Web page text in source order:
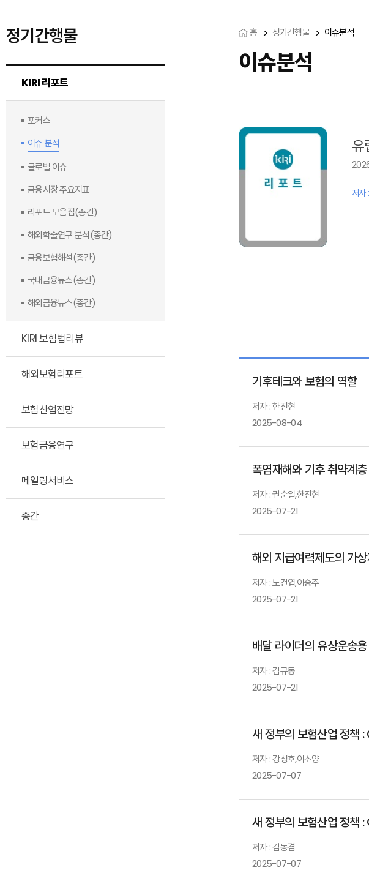
정기간행물
KIRI 리포트
포커스
이슈 분석
글로벌 이슈
금융시장 주요지표
리포트 모음집(종간)
해외학술연구 분석(종간)
금융보험해설(종간)
국내금융뉴스(종간)
해외금융뉴스(종간)
KIRI 보험법리뷰
해외보험리포트
보험산업전망
보험금융연구
메일링서비스
종간
홈 정기간행물 이슈분석
이슈분석
유
저자
기후테크와 보험의 역할
저자 : 한진현
2025-08-04
폭염재해와 기후 취약계층
저자 : 권순일,한진현
2025-07-21
해외 지급여력제도의 가
저자 : 노건엽,이승주
2025-07-21
배달 라이더의 유상운송
저자 : 김규동
2025-07-21
새 정부의 보험산업 정책
저자 : 강성호,이소양
2025-07-07
새 정부의 보험산업 정책
저자 : 김동겸
2025-07-07